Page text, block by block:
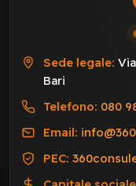
Sede legale:
Bari
Telefono: 080
Email:
PEC: